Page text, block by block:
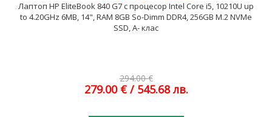
Лаптоп HP EliteBook 840 G7 с процесор Intel Core i5, 10210U up
to 4.20GHz 6MB, 14", RAM 8GB So-Dimm DDR4, 256GB M.2 NVMe
SSD, A- клас
294.00 €
279.00 € / 545.68 лв.